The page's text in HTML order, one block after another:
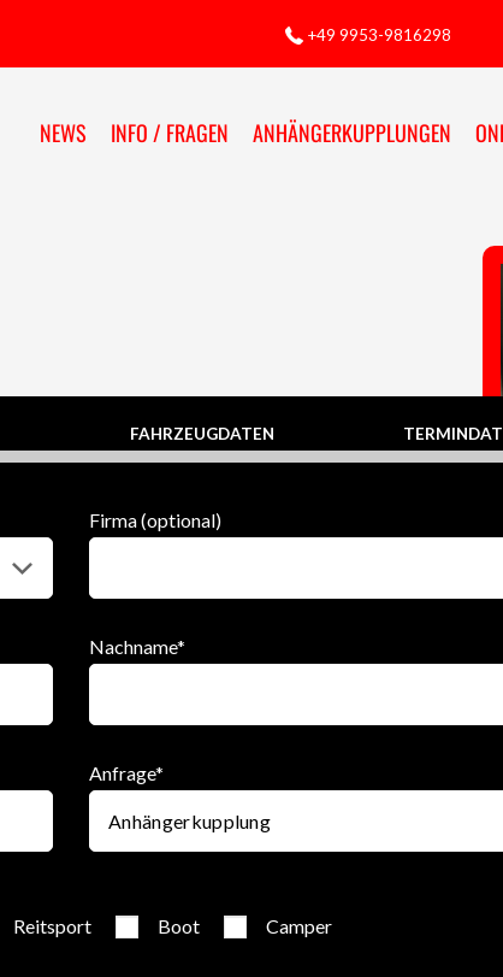
+49 9953-9816298
NEWS INFO / FRAGEN ANHÄNGERKUPPLUNGEN
FAHRZEUGDATEN
Firma (optional)
Nachname*
Anfrage*
Reitsport Boot Camper